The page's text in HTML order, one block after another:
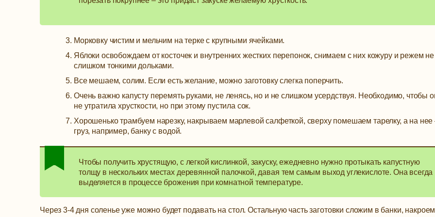
Морковку чистим и мельчим на терке с крупными ячейками.
Яблоки освобождаем от косточек и внутренних жестких перепонок, снимаем с них кожуру и режем не
слишком тонкими дольками.
Все мешаем, солим. Если есть желание, можно заготовку слегка поперчить.
Очень важно капусту перемять руками, не ленясь, но и не слишком усердствуя. Необходимо, чтобы
не утратила хрусткости, но при этому пустила сок.
Хорошенько трамбуем нарезку, накрываем марлевой салфеткой, сверху помешаем тарелку, а на нее
груз, например, банку с водой.
Чтобы получить хрустящую, с легкой кислинкой, закуску, ежедневно нужно протыкать капустную
толщу в нескольких местах деревянной палочкой, давая тем самым выход углекислоте. Она всегда
выделяется в процессе брожения при комнатной температуре.
Через 3-4 дня соленье уже можно будет подавать на стол. Остальную часть заготовки сложим в банки,